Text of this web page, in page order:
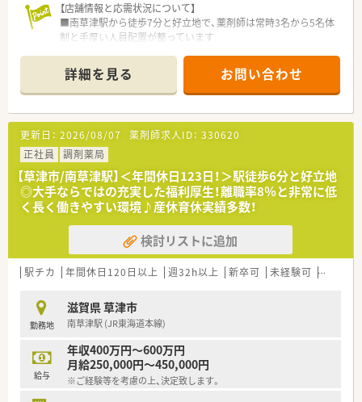
【店舗情報と応需状況について】
■南草津駅から徒歩7分と好立地で、薬剤師は常時3名から5名体
制と手厚い人員配置が整っています
り、幅広い知識を習得できる環境です
■2020年に開局した比較的新しい店舗で、大通りに面しており
周辺には商業施設も多く非常に便利です
【法人特徴について】
■全国に約400店舗を展開する大手チェーンで、医療モール開発
のパイオニアとして着実に成長しています
■高い営業利益率を維持しており、調剤報酬改定の影響を受けに
くい安定した経営基盤が大きな強みです
■薬剤師免許を持つ女性が社長を務めており、現場の声を反映し
た働きやすい環境づくりを推進しています
【求人情報について】
■想定年収は450万円から580万円となっており、これまでの実
務経験やスキルを十分に考慮し決定します
中途入社からでも早期の昇給が狙えます
■赴任手当や借上社宅制度などの福利厚生も完備されており、遠
方からの転職を希望される方も安心です
【勤務実態について】
■月平均の所定労働時間は161時間と設定されており、残業も月
平均で10時間程度と非常に少なめです
詳細を見る お問い合わせ
更新日： 2026/08/07 薬剤師求人ID： 330620
正社員
調剤薬局
【草津市/南草津駅】＜年間休日123日！＞駅徒歩6分と好立地
◎大手ならではの充実した福利厚生！離職率8％と非常に低
く長く働きやすい環境♪産休育休実績多数！
検討リストに追加
駅チカ 年間休日120日以上 週32h以上 新卒可 未経験可 ブラン
勤務地
滋賀県 草津市
南草津駅 (JR東海道本線)
給与
年収400万円～600万円
月給250,000円～450,000円
※ご経験等を考慮の上、決定致します。